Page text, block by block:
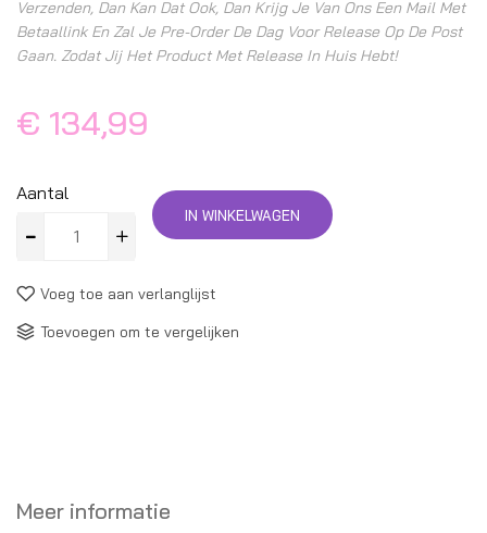
Verzenden, Dan Kan Dat Ook, Dan Krijg Je Van Ons Een Mail Met
Betaallink En Zal Je Pre-Order De Dag Voor Release Op De Post
Gaan. Zodat Jij Het Product Met Release In Huis Hebt!
€ 134,99
Aantal
IN WINKELWAGEN
Voeg toe aan verlanglijst
Toevoegen om te vergelijken
Meer informatie